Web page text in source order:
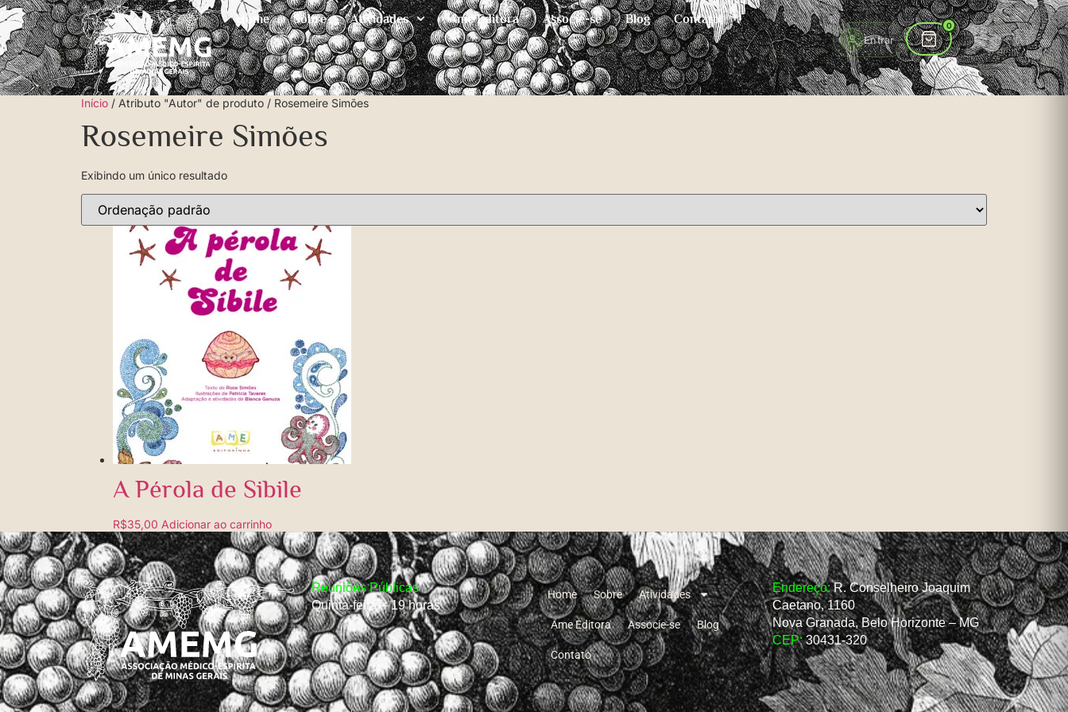
Entrar
0
Home Sobre Atividades Ame Editora Associe-se Blog Contato
Início / Atributo "Autor" de produto / Rosemeire Simões
Rosemeire Simões
Exibindo um único resultado
A Pérola de Sibile
R$35,00 Adicionar ao carrinho
Reuniões Públicas
Quinta-feira – 19 horas
Home Sobre Atividades
Ame Editora Associe-se Blog
Contato
Endereço: R. Conselheiro Joaquim
Caetano, 1160
Nova Granada, Belo Horizonte – MG
CEP: 30431-320